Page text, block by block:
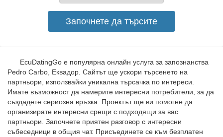
EcuDatingGo е популярна онлайн услуга за запознанства
Pedro Carbo, Еквадор. Сайтът ще ускори търсенето на
партньори, използвайки уникална търсачка по интереси.
Имате възможност да намерите интересни потребители, за да
създадете сериозна връзка. Проектът ще ви помогне да
организирате интересни срещи с подходящи за вас
партньори. Започнете приятен разговор с интересни
събеседници в общия чат. Присъединете се към безплатен